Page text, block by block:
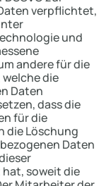
verpflichtet,
und
andere für die
die
Daten
dass die
für die
die Löschung
Daten
soweit die